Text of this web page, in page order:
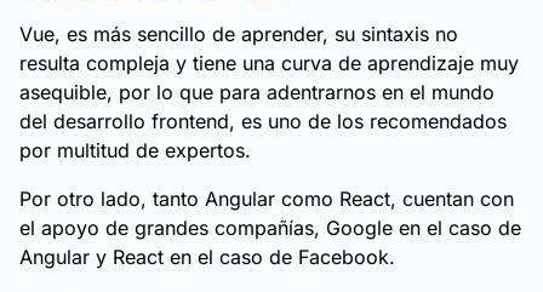
Vue, es más sencillo de aprender, su sintaxis no
resulta compleja y tiene una curva de aprendizaje muy
asequible, por lo que para adentrarnos en el mundo
del desarrollo frontend, es uno de los recomendados
por multitud de expertos.
Por otro lado, tanto Angular como React, cuentan con
el apoyo de grandes compañías, Google en el caso de
Angular y React en el caso de Facebook.